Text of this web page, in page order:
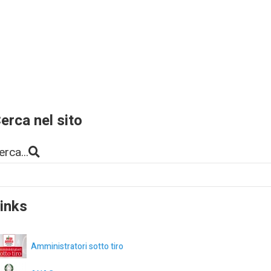
nel sito
Amministratori sotto tiro